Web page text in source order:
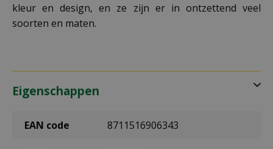
kleur en design, en ze zijn er in ontzettend veel
soorten en maten.
Eigenschappen
EAN code 8711516906343